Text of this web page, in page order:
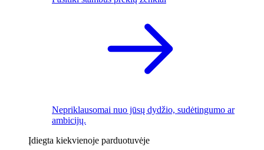
Nepriklausomai nuo jūsų dydžio, sudėtingumo ar
ambicijų.
Įdiegta kiekvienoje parduotuvėje